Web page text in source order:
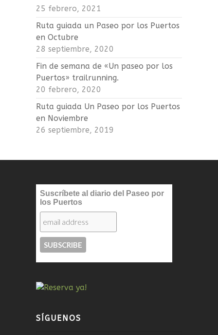
25 febrero, 2021
Ruta guiada un Paseo por los Puertos
en Octubre
28 septiembre, 2020
Fin de semana de «Un paseo por los
Puertos» trailrunning.
20 febrero, 2020
Ruta guiada Un Paseo por los Puertos
en Noviembre
26 septiembre, 2019
Suscríbete al diario del Paseo por
los Puertos
SÍGUENOS